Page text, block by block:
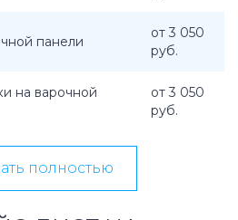
панели
от 3 050
руб.
на варочной
от 3 050
руб.
полностью